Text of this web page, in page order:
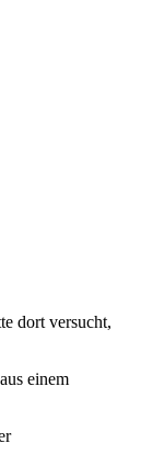
dort versucht,
einem